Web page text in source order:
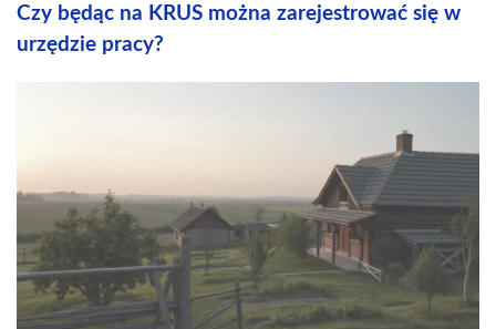
Czy będąc na KRUS można zarejestrować się w
urzędzie pracy?